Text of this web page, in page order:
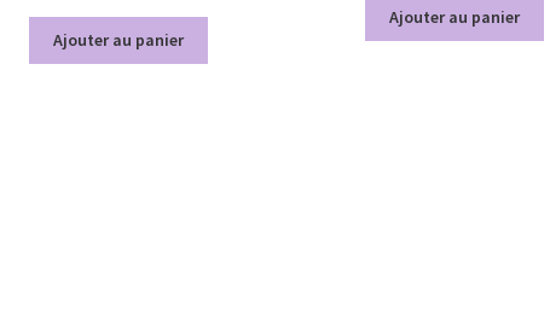
Ajouter au panier
Ajouter au panier